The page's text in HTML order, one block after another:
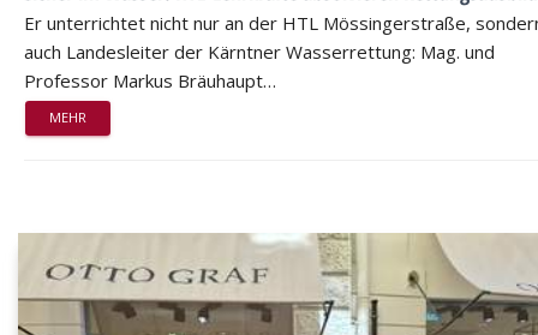
Er unterrichtet nicht nur an der HTL Mössingerstraße,
auch Landesleiter der Kärntner Wasserrettung: Mag. und
Professor Markus Bräuhaupt…
MEHR